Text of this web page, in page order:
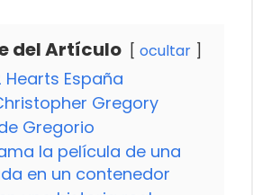
del Artículo ocultar
Hearts España
Gregory
Gregorio
la película de una
en un contenedor